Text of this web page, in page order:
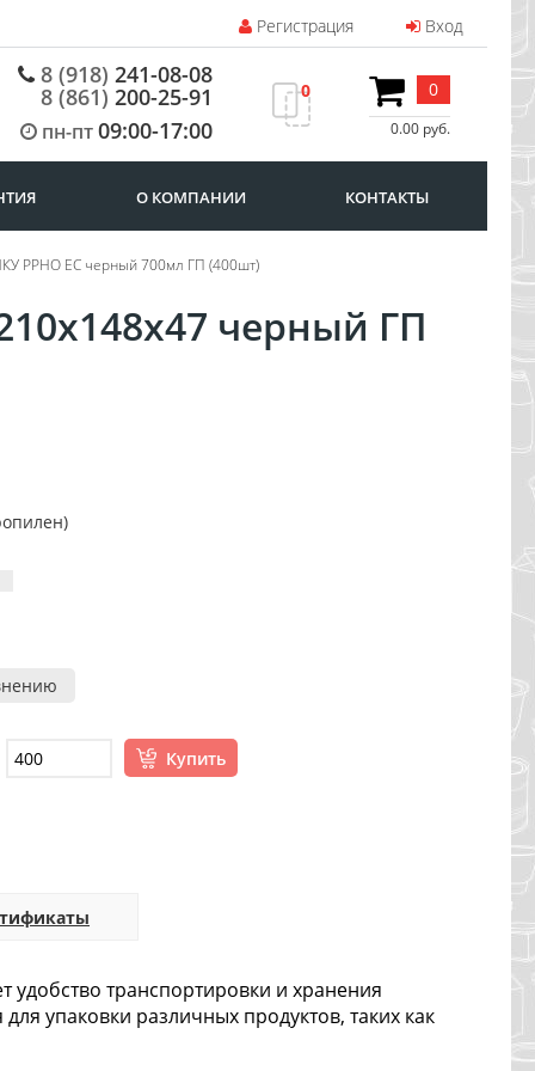
Регистрация Вход
8 (918) 241-08-08
8 (861) 200-25-91
пн-пт09:00-17:00
0 0
0.00 руб.
О КОМПАНИИ КОНТАКТЫ
PPHO EC черный 700мл ГП (400шт)
черный ГП
Купить
удобство транспортировки и хранения
упаковки различных продуктов, таких как